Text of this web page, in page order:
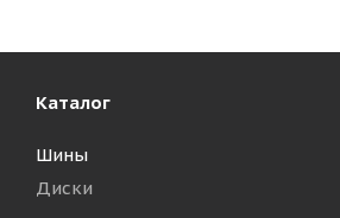
Каталог
Шины
Диски